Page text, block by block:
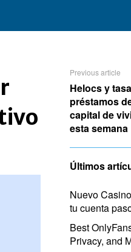
Previous article
Helocs y
préstamos
capital de
esta semana
Últimos
Nuevo
tu cuenta
Best
Privacy, and